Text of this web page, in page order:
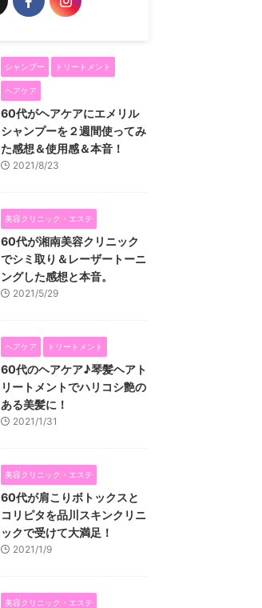
シャンプー トリートメント
ヘアケア
60代がヘアケアにエメリル
シャンプーを２週間使ってみ
た感想＆使用感＆本音！
2021/8/23
美容クリニック・エステ
60代が湘南美容クリニック
でシミ取り＆レーザートーニ
ングした感想と本音。
2021/5/29
ヘアケア トリートメント
60代のヘアケア♪琴髪ヘアト
リートメントでハリコシ艶の
ある美髪に！
2021/1/31
美容クリニック・エステ
60代が肩こりボトックスと
コリピタを品川スキンクリニ
ックで受けて大満足！
2021/1/9
美容クリニック・エステ